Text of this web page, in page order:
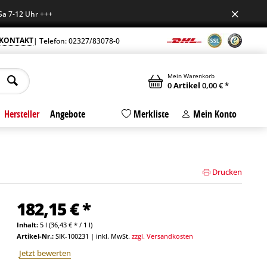
Uhr +++
KONTAKT| Telefon: 02327/83078-0
Mein Warenkorb
0Artikel 0,00 € *
Hersteller Angebote Merkliste Mein Konto
Drucken
182,15 € *
Inhalt: 5 l (36,43 € * / 1 l)
Artikel-Nr.: SIK-100231 | inkl. MwSt. zzgl. Versandkosten
Jetzt bewerten